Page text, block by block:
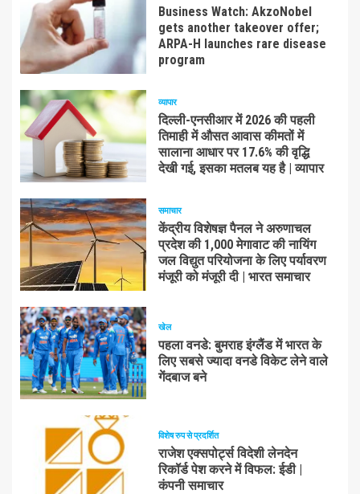
Business Watch: AkzoNobel
gets another takeover offer;
ARPA-H launches rare disease
program
व्यापार
दिल्ली-एनसीआर में 2026 की पहली
तिमाही में औसत आवास कीमतों में
सालाना आधार पर 17.6% की वृद्धि
देखी गई, इसका मतलब यह है | व्यापार
समाचार
केंद्रीय विशेषज्ञ पैनल ने अरुणाचल
प्रदेश की 1,000 मेगावाट की नायिंग
जल विद्युत परियोजना के लिए पर्यावरण
मंजूरी को मंजूरी दी | भारत समाचार
खेल
पहला वनडे: बुमराह इंग्लैंड में भारत के
लिए सबसे ज्यादा वनडे विकेट लेने वाले
गेंदबाज बने
विशेष रुप से प्रदर्शित
राजेश एक्सपोर्ट्स विदेशी लेनदेन
रिकॉर्ड पेश करने में विफल: ईडी |
कंपनी समाचार